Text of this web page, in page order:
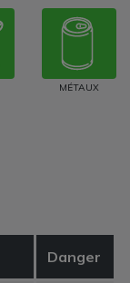
MÉTAUX
Danger